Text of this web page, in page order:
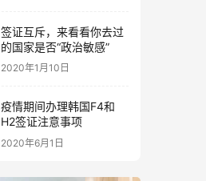
签证互斥，来看看你去过
的国家是否“政治敏感”
2020年1月10日
疫情期间办理韩国F4和
H2签证注意事项
2020年6月1日